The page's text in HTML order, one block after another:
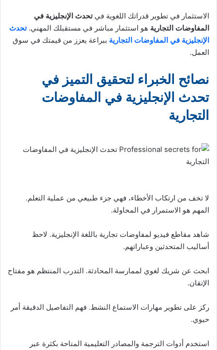
الاستثمار في تطوير قدراتك اللغوية فيتحدث الإنجليزية في
المفاوضات التجارية هو استثمار مباشر في مستقبلك المهني.تحدث
الإنجليزية في المفاوضات التجارية ببراعة يعزز من قيمتك في سوق
العمل.
نصائح الخبراء لتحقيق التميز في
تحدث الإنجليزية في المفاوضات
التجارية
لا تخف من ارتكاب الأخطاء، فهي جزء طبيعي من عملية التعلم.
المهم هو الاستمرار في المحاولة.
شاهد مقاطع فيديو لمفاوضات تجارية باللغة الإنجليزية. لاحظ
أساليب المتحدثين وعباراتهم.
ابحث عن شريك لغوي لممارسة المحادثة. التدرب المنتظم هو مفتاح
الإتقان.
ركز على تطوير مهارات الاستماع النشط. فهم التفاصيل الدقيقة أمر
حيوي.
استخدم أدوات الترجمة والمصادر التعليمية المتاحة بكثرة عبر